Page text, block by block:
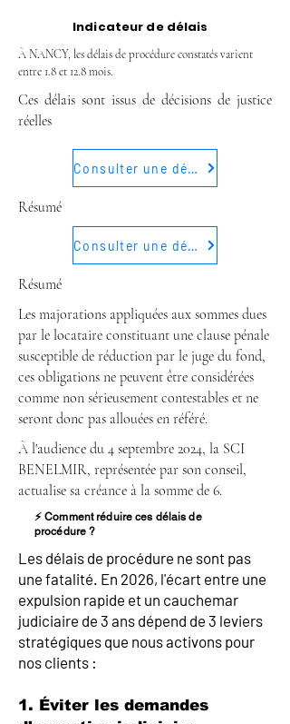
Indicateur de délais
À NANCY, les délais de procédure constatés varient
entre 1.8 et 12.8 mois.
Ces délais sont issus de décisions de justice
réelles
Consulter une décision
Résumé
Consulter une décision
Résumé
Les majorations appliquées aux sommes dues
par le locataire constituant une clause pénale
susceptible de réduction par le juge du fond,
ces obligations ne peuvent être considérées
comme non sérieusement contestables et ne
seront donc pas allouées en référé.
À l'audience du 4 septembre 2024, la SCI
BENELMIR, représentée par son conseil,
actualise sa créance à la somme de 6.
⚡ Comment réduire ces délais de
procédure ?
Les délais de procédure ne sont pas
une fatalité. En 2026, l'écart entre une
expulsion rapide et un cauchemar
judiciaire de 3 ans dépend de 3 leviers
stratégiques que nous activons pour
nos clients :
1. Éviter les demandes